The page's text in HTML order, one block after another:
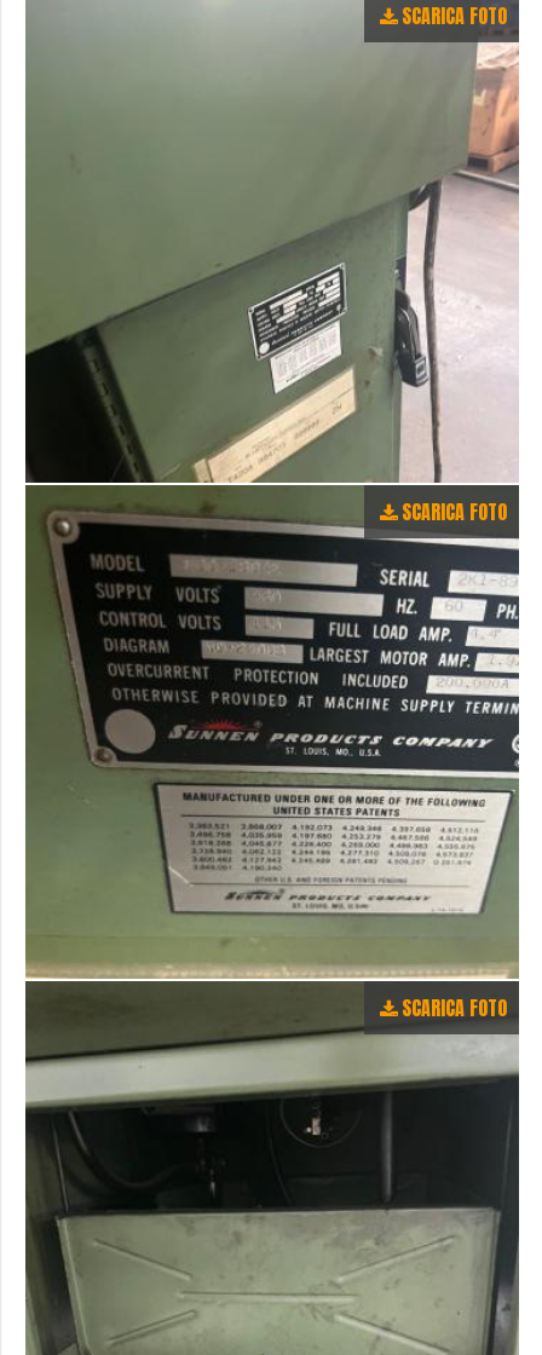
SCARICA FOTO
SCARICA FOTO
SCARICA FOTO